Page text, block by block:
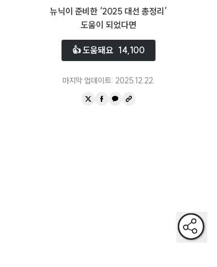
미래를 이끌어갈 아이들이 행복한
서로가 서로를 존중하는
안정적인 고용이 보장된
뉴닉이 준비한 ‘2025 대선 총정리’
도움이 되었다면
👍 도움돼요 14,100
마지막 업데이트: 2025.12.22